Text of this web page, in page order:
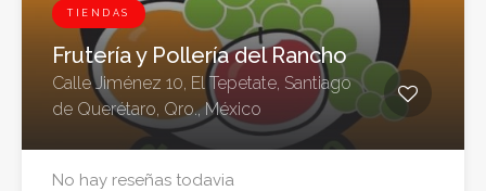
TIENDAS
Frutería y Pollería del Rancho
Calle Jiménez 10, El Tepetate, Santiago
de Querétaro, Qro., México
No hay reseñas todavia